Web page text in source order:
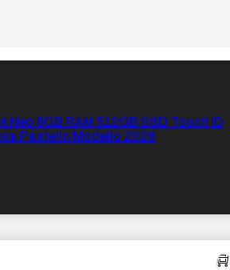
Neo 8GB RAM 512GB SSD Touch ID
Pastello Modello 2026